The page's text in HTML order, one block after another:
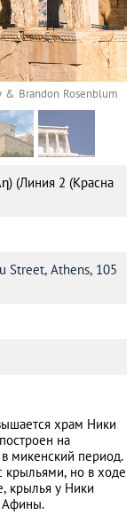
& Brandon Rosenblum
(Линия 2 (Красна
Street, Athens, 105
храм Ники
на
микенский период.
крыльями, но в ходе
крылья у Ники
Афины.